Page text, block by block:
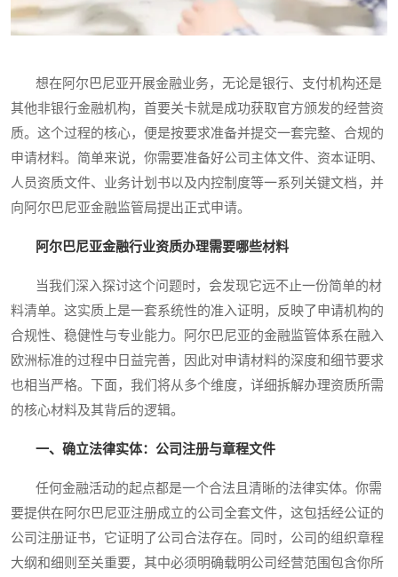
想在阿尔巴尼亚开展金融业务，无论是银行、支付机构还是
其他非银行金融机构，首要关卡就是成功获取官方颁发的经营资
质。这个过程的核心，便是按要求准备并提交一套完整、合规的
申请材料。简单来说，你需要准备好公司主体文件、资本证明、
人员资质文件、业务计划书以及内控制度等一系列关键文档，并
向阿尔巴尼亚金融监管局提出正式申请。
阿尔巴尼亚金融行业资质办理需要哪些材料
当我们深入探讨这个问题时，会发现它远不止一份简单的材
料清单。这实质上是一套系统性的准入证明，反映了申请机构的
合规性、稳健性与专业能力。阿尔巴尼亚的金融监管体系在融入
欧洲标准的过程中日益完善，因此对申请材料的深度和细节要求
也相当严格。下面，我们将从多个维度，详细拆解办理资质所需
的核心材料及其背后的逻辑。
一、确立法律实体：公司注册与章程文件
任何金融活动的起点都是一个合法且清晰的法律实体。你需
要提供在阿尔巴尼亚注册成立的公司全套文件，这包括经公证的
公司注册证书，它证明了公司合法存在。同时，公司的组织章程
大纲和细则至关重要，其中必须明确载明公司经营范围包含你所